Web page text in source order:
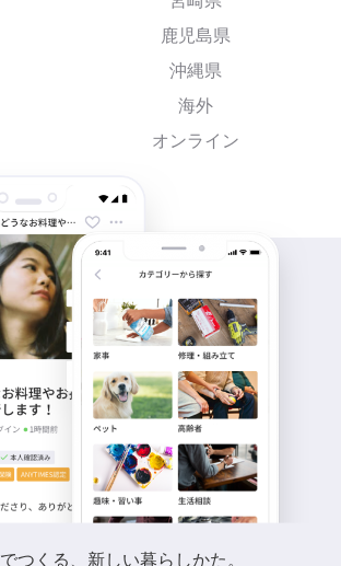
鹿児島県
沖縄県
海外
オンライン
つくる、新しい暮らしかた。